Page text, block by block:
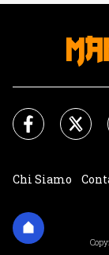
Chi Siamo